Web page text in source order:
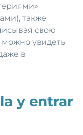
также
свою
можно увидеть
в
y entrar